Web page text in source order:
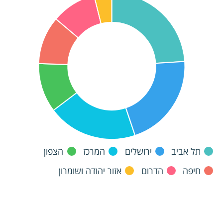
תל אביב ירושלים המרכז
הצפון
חיפה
הדרום אזור יהודה ושומרון